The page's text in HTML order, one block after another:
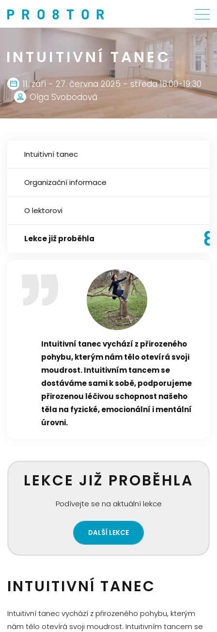
INTUITIVNÍ TANEC
11. září - 27. června 2025 - středa 18:00-19:30
Olga Svobodová
Intuitivní tanec
Organizační informace
O lektorovi
Lekce již proběhla
Intuitivní tanec vychází z přirozeného
pohybu, kterým nám tělo otevírá svoji
moudrost. Intuitivním tancem se
dostáváme sami k sobě, podporujeme
přirozenou léčivou schopnost našeho
těla na fyzické, emocionální i mentální
úrovni.
LEKCE JIŽ PROBĚHLA
Podívejte se na aktuální lekce
DALŠÍ LEKCE
INTUITIVNÍ TANEC
Intuitivní tanec vychází z přirozeného pohybu, kterým
nám tělo otevírá svoji moudrost. Intuitivním tancem se